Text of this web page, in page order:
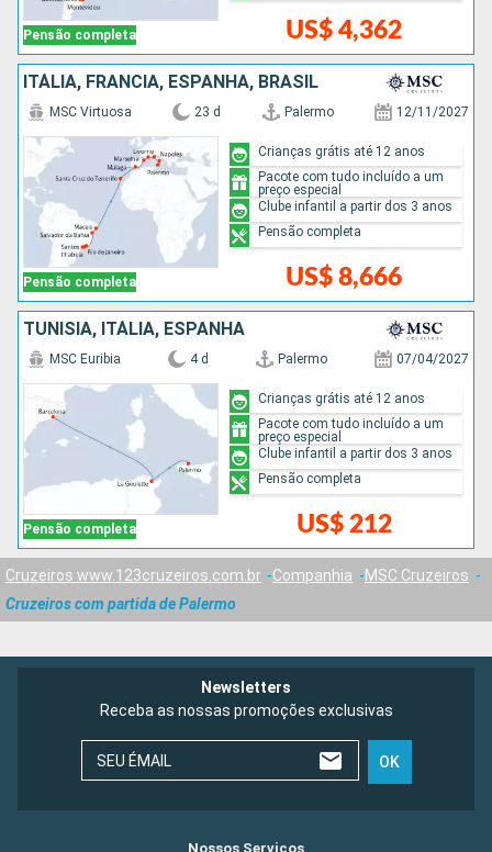
Pensão completa US$ 4,362
ITÁLIA, FRANCIA, ESPANHA, BRASIL
Pensão completa
MSC Virtuosa 23 d Palermo 12/11/2027
US$ 8,666
Crianças grátis até 12 anos
Pacote com tudo incluído a um
preço especial
Clube infantil a partir dos 3 anos
Pensão completa
TUNÍSIA, ITÁLIA, ESPANHA
Pensão completa
MSC Euribia 4 d Palermo 07/04/2027
US$ 212
Crianças grátis até 12 anos
Pacote com tudo incluído a um
preço especial
Clube infantil a partir dos 3 anos
Pensão completa
Cruzeiros www.123cruzeiros.com.br Companhia
MSC Cruzeiros
Cruzeiros com partida de Palermo
Newsletters
Receba as nossas promoções exclusivas
SEU ÉMAIL OK
Nossos Serviços